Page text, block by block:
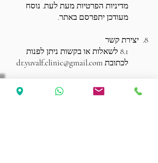
מדיניות הפרטיות מעת לעת. נוסח
מעודכן יתפרסם באתר.
8. יצירת קשר
8.1 לשאלות או בקשות ניתן לפנות
לכתובתdr.yuvalf.clinic@gmail.com
אסותא חיפה, קניון לב המפרץ, קומה 3